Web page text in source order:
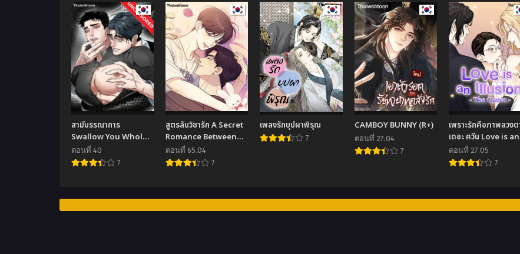
สามีบรรณาการ
Swallow You Whole
(+R)
ตอนที่ 40
7
สูตรลับวิชารัก A Secret
Romance Between
Us
ตอนที่ 65.04
7
เพลงรักบุปผาพิรุณ
7
CAMBOY BUNNY (R+)
ตอนที่ 27.04
7
เพราะรักคือภาพลวงต
เดอะ ควีน Love is an
Illusion! – The
Queen
ตอนที่ 27.05
7